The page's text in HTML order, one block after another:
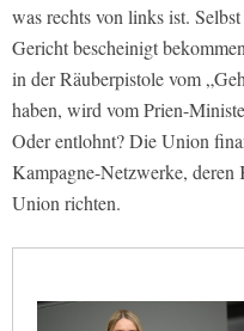
was rechts von links ist.
Gericht bescheinigt
in der Räuberpistole vom
haben, wird vom Prien-
Oder entlohnt? Die Union
Kampagne-Netzwerke, deren
Union richten.